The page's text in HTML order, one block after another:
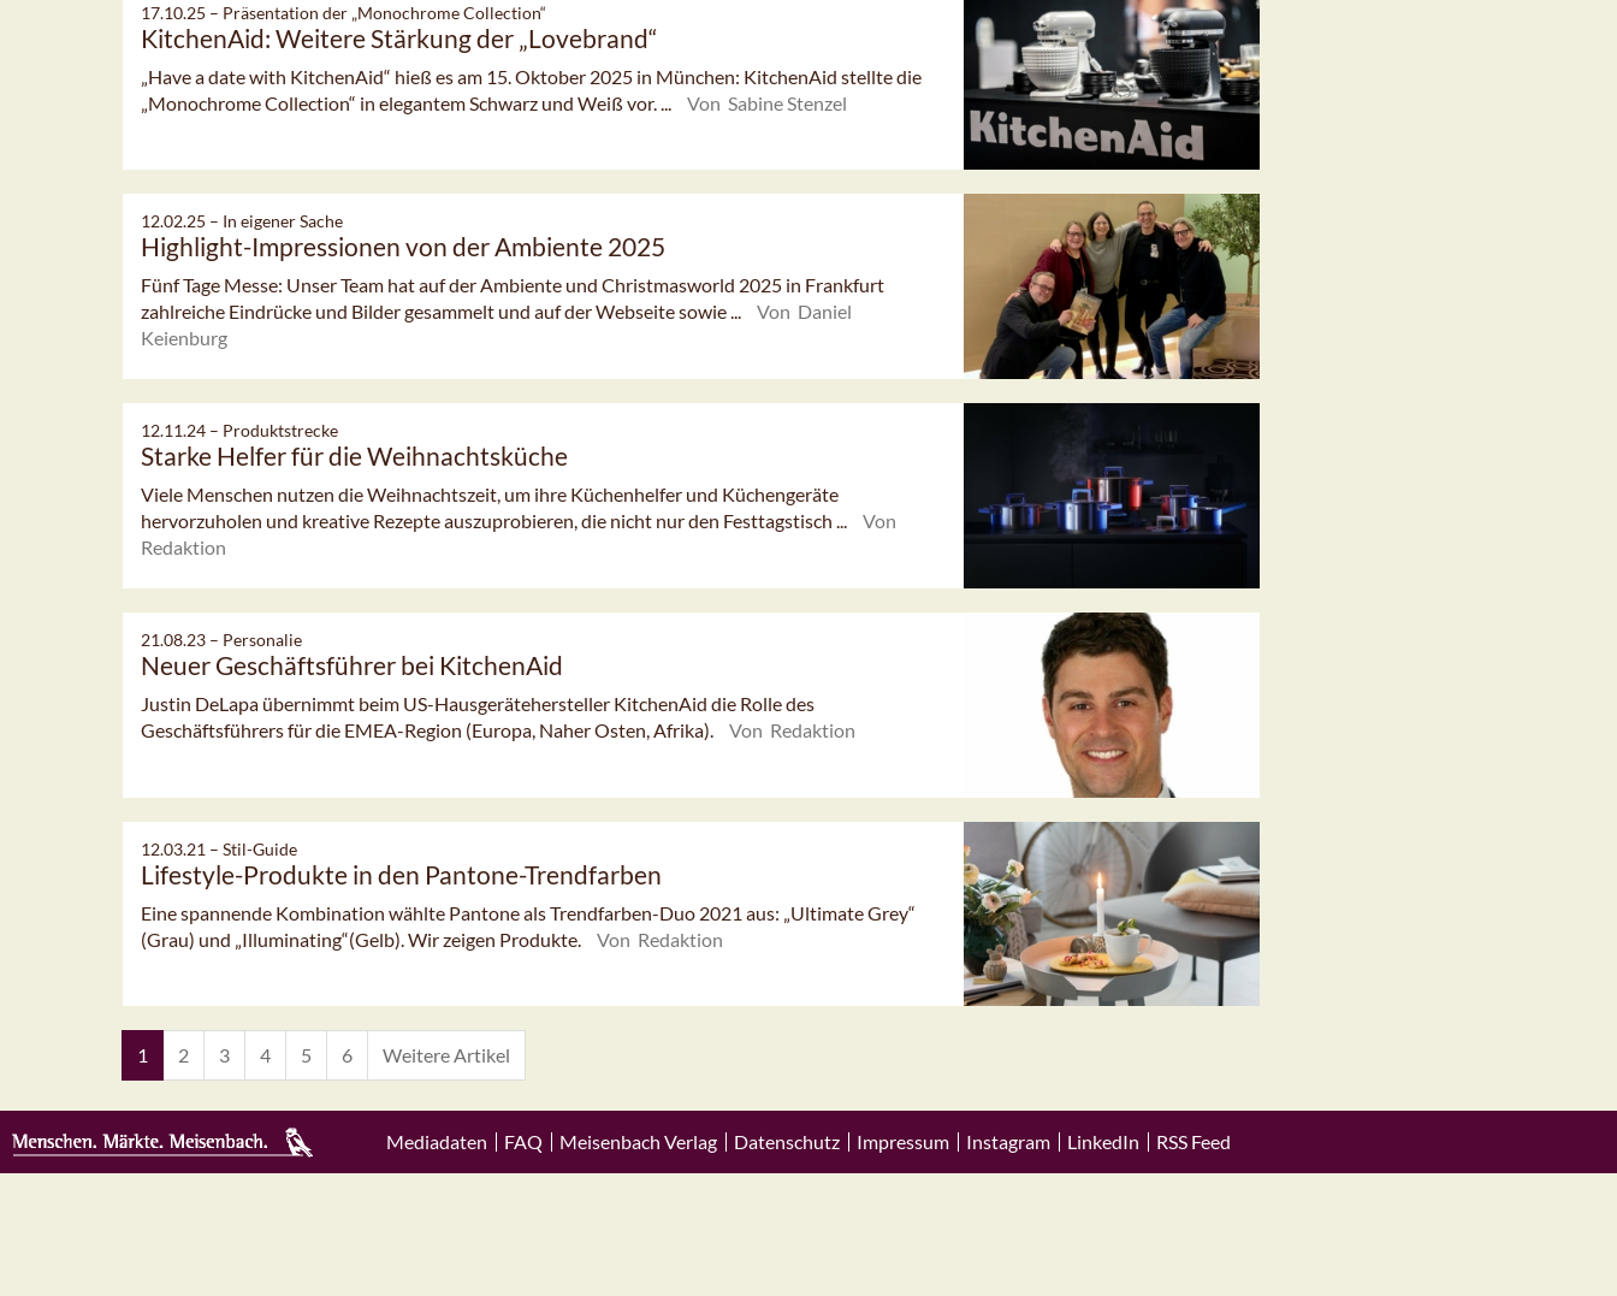
17.10.25 – Präsentation der „Monochrome Collection“
KitchenAid: Weitere Stärkung der „Lovebrand“
„Have a date with KitchenAid“ hieß es am 15. Oktober 2025 in München: KitchenAid stellte die
„Monochrome Collection“ in elegantem Schwarz und Weiß vor. ...
Von Sabine Stenzel
12.02.25 – In eigener Sache
Highlight-Impressionen von der Ambiente 2025
Fünf Tage Messe: Unser Team hat auf der Ambiente und Christmasworld 2025 in Frankfurt
zahlreiche Eindrücke und Bilder gesammelt und auf der Webseite sowie ...
Von Daniel
Keienburg
12.11.24 – Produktstrecke
Starke Helfer für die Weihnachtsküche
Viele Menschen nutzen die Weihnachtszeit, um ihre Küchenhelfer und Küchengeräte
hervorzuholen und kreative Rezepte auszuprobieren, die nicht nur den Festtagstisch ...
Von
Redaktion
21.08.23 – Personalie
Neuer Geschäftsführer bei KitchenAid
Justin DeLapa übernimmt beim US-Hausgerätehersteller KitchenAid die Rolle des
Geschäftsführers für die EMEA-Region (Europa, Naher Osten, Afrika).
Von Redaktion
12.03.21 – Stil-Guide
Lifestyle-Produkte in den Pantone-Trendfarben
Eine spannende Kombination wählte Pantone als Trendfarben-Duo 2021 aus: „Ultimate Grey“
(Grau) und „Illuminating“(Gelb). Wir zeigen Produkte.
Von Redaktion
1 2 3 4 5 6 Weitere Artikel
Mediadaten FAQ Meisenbach Verlag Datenschutz Impressum Instagram LinkedIn RSS Feed